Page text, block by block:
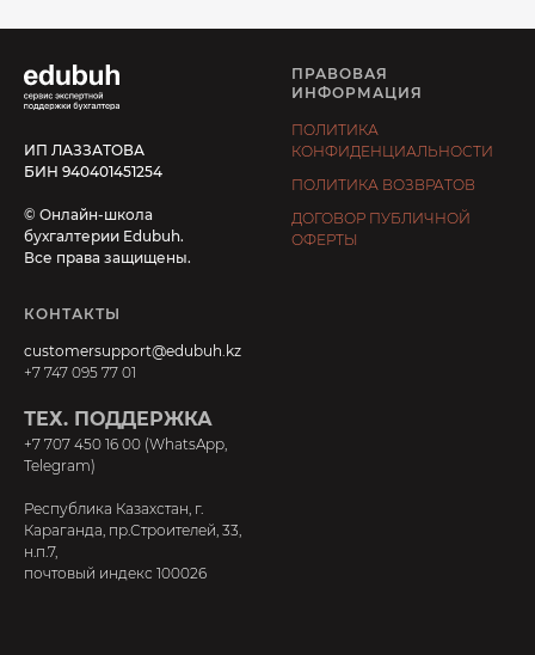
ИП ЛАЗЗАТОВА
БИН 940401451254
© Онлайн-школа
бухгалтерии Edubuh.
Все права защищены.
ПРАВОВАЯ
ИНФОРМАЦИЯ
ПОЛИТИКА
КОНФИДЕНЦИАЛЬНОСТИ
ПОЛИТИКА ВОЗВРАТОВ
ДОГОВОР ПУБЛИЧНОЙ
ОФЕРТЫ
КОНТАКТЫ
customersupport@edubuh.kz
+7 747 095 77 01
ТЕХ. ПОДДЕРЖКА
+7 707 450 16 00 (WhatsApp,
Telegram)
Республика Казахстан, г.
Караганда, пр.Строителей, 33,
н.п.7,
почтовый индекс 100026